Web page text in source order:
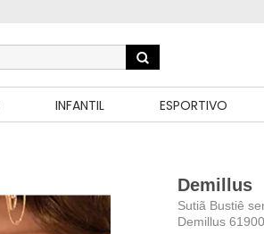
INFANTIL ESPORTIVO
Demillus
Sutiã Bustiê
Demillus